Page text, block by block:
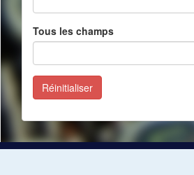
Tous les champs
Réinitialiser